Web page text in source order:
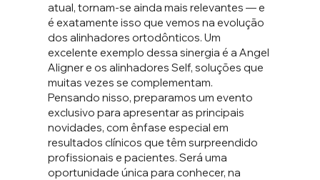
atual, tornam-se ainda mais relevantes — e
é exatamente isso que vemos na evolução
dos alinhadores ortodônticos. Um
excelente exemplo dessa sinergia é a Angel
Aligner e os alinhadores Self, soluções que
muitas vezes se complementam.
Pensando nisso, preparamos um evento
exclusivo para apresentar as principais
novidades, com ênfase especial em
resultados clínicos que têm surpreendido
profissionais e pacientes. Será uma
oportunidade única para conhecer, na